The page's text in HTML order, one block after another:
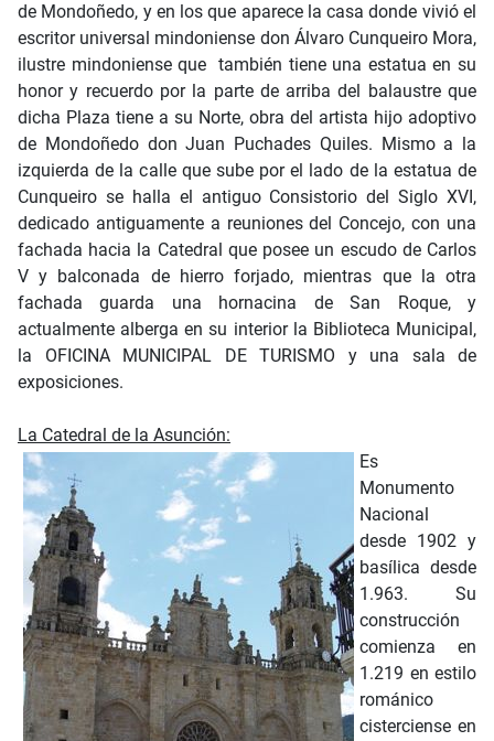
de Mondoñedo, y en los que aparece la casa donde vivió el
escritor universal mindoniense don Álvaro Cunqueiro Mora,
ilustre mindoniense que también tiene una estatua en su
honor y recuerdo por la parte de arriba del balaustre que
dicha Plaza tiene a su Norte, obra del artista hijo adoptivo
de Mondoñedo don Juan Puchades Quiles. Mismo a la
izquierda de la calle que sube por el lado de la estatua de
Cunqueiro se halla el antiguo Consistorio del Siglo XVI,
dedicado antiguamente a reuniones del Concejo, con una
fachada hacia la Catedral que posee un escudo de Carlos
V y balconada de hierro forjado, mientras que la otra
fachada guarda una hornacina de San Roque, y
actualmente alberga en su interior la Biblioteca Municipal,
la OFICINA MUNICIPAL DE TURISMO y una sala de
exposiciones.
La Catedral de la Asunción:
Es
Monumento
Nacional
desde 1902 y
basílica desde
1.963. Su
construcción
comienza en
1.219 en estilo
románico
cisterciense en